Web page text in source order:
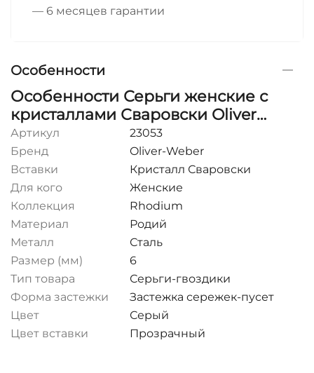
— 6 месяцев гарантии
Особенности
Особенности Серьги женские с
кристаллами Сваровски Oliver
Weber Gaulish
Артикул
23053
Бренд
Oliver-Weber
Вставки
Кристалл Сваровски
Для кого
Женские
Коллекция
Rhodium
Материал
Родий
Металл
Сталь
Размер (мм)
6
Тип товара
Серьги-гвоздики
Форма застежки
Застежка сережек-пусет
Цвет
Серый
Цвет вставки
Прозрачный